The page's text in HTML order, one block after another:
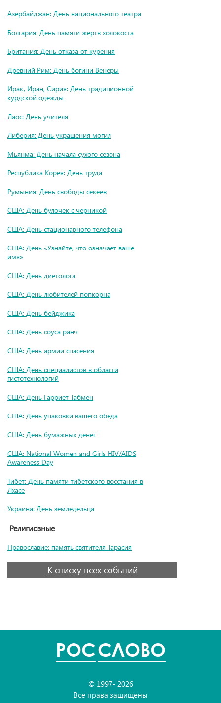
Азербайджан: День национального театра
Болгария: День памяти жертв холокоста
Британия: День отказа от курения
Древний Рим: День богини Венеры
Ирак, Иран, Сирия: День традиционной
курдской одежды
Лаос: День учителя
Либерия: День украшения могил
Мьянма: День начала сухого сезона
Республика Корея: День труда
Румыния: День свободы секеев
США: День булочек с черникой
США: День стационарного телефона
США: День «Узнайте, что означает ваше
имя»
США: День диетолога
США: День любителей попкорна
США: День бейджика
США: День соуса ранч
США: День армии спасения
США: День специалистов в области
гистотехнологий
США: День Гарриет Табмен
США: День упаковки вашего обеда
США: День бумажных денег
США: National Women and Girls HIV/AIDS
Awareness Day
Тибет: День памяти тибетского восстания в
Лхасе
Украина: День земледельца
Религиозные
Православие: память святителя Тарасия
К списку всех событий
POCСЛОВО
© 1997- 2026
Все права защищены